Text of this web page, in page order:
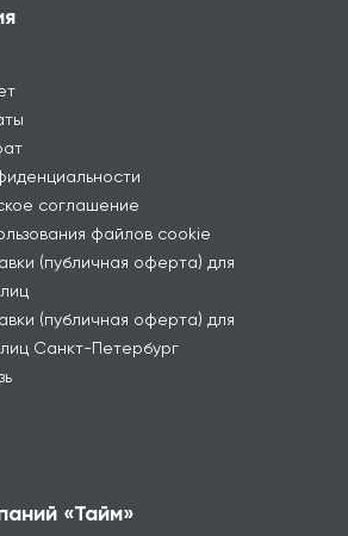
соглашение
файлов cookie
(публичная оферта) для
(публичная оферта) для
Санкт-Петербург
«Тайм»